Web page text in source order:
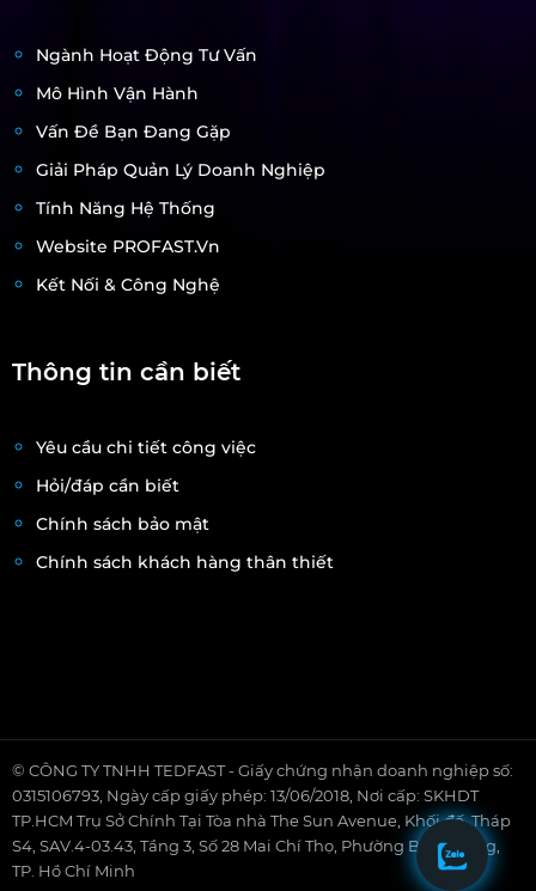
Ngành Hoạt Động Tư Vấn
Mô Hình Vận Hành
Vấn Đề Bạn Đang Gặp
Giải Pháp Quản Lý Doanh Nghiệp
Tính Năng Hệ Thống
Website PROFAST.vn
Kết Nối & Công Nghệ
Thông tin cần biết
Yêu cầu chi tiết công việc
Hỏi/đáp cần biết
Chính sách bảo mật
Chính sách khách hàng thân thiết
© CÔNG TY TNHH TEDFAST - Giấy chứng nhận doanh nghiệp số:
0315106793, Ngày cấp giấy phép: 13/06/2018, Nơi cấp: SKHDT
TP.HCM Trụ Sở Chính Tại Tòa nhà The Sun Avenue, Khối đế, Tháp
S4, SAV.4-03.43, Tầng 3, Số 28 Mai Chí Thọ, Phường Bình Trưng,
TP. Hồ Chí Minh